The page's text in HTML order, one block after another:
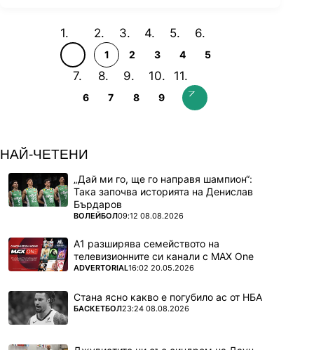
1 2 3 4 5
6 7 8 9
НАЙ-ЧЕТЕНИ
„Дай ми го, ще го направя шампион“:
Така започва историята на Денислав
Бърдаров
ПОВЕЧЕ ОТ
ВОЛЕЙБОЛ09:12 08.08.2026
А1 разширява семейството на
телевизионните си канали с MAX One
ПОВЕЧЕ ОТ
ADVERTORIAL16:02 20.05.2026
Стана ясно какво е погубило ас от НБА
ПОВЕЧЕ ОТ
БАСКЕТБОЛ23:24 08.08.2026